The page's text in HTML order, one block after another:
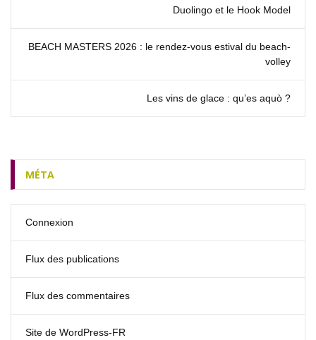
Duolingo et le Hook Model
BEACH MASTERS 2026 : le rendez‑vous estival du beach-
volley
Les vins de glace : qu’es aquò ?
MÉTA
Connexion
Flux des publications
Flux des commentaires
Site de WordPress-FR